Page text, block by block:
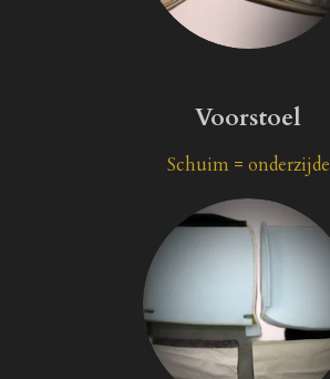
Voorstoel
Schuim = onderzijde